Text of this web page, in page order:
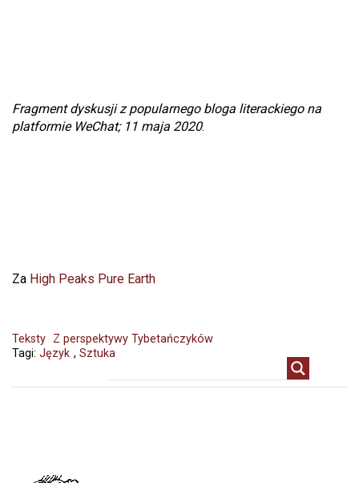
Fragment dyskusji z popularnego bloga literackiego na
platformie WeChat; 11 maja 2020.
Za High Peaks Pure Earth
Teksty Z perspektywy Tybetańczyków
Tagi: Język , Sztuka